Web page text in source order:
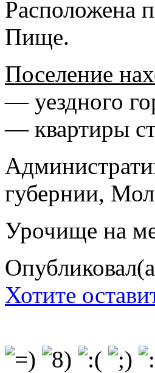
Расположена
Пище.
Поселение
— уездного
— квартиры
губернии,
Урочище на
Хотите